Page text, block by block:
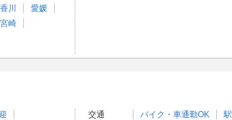
香川
愛媛
宮崎
交通 バイク・車通勤OK